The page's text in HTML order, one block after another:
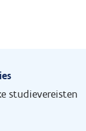
studievereisten